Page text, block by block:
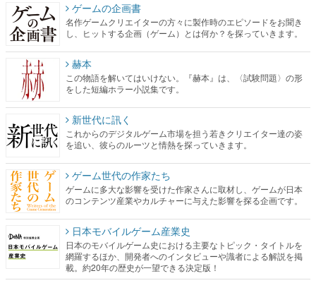
ゲームの企画書
名作ゲームクリエイターの方々に製作時のエピソードをお聞き
し、ヒットする企画（ゲーム）とは何か？を探っていきます。
赫本
この物語を解いてはいけない。『赫本』は、〈試験問題〉の形
をした短編ホラー小説集です。
新世代に訊く
これからのデジタルゲーム市場を担う若きクリエイター達の姿
を追い、彼らのルーツと情熱を探っていきます。
ゲーム世代の作家たち
ゲームに多大な影響を受けた作家さんに取材し、ゲームが日本
のコンテンツ産業やカルチャーに与えた影響を探る企画です。
日本モバイルゲーム産業史
日本のモバイルゲーム史における主要なトピック・タイトルを
網羅するほか、開発者へのインタビューや識者による解説を掲
載。約20年の歴史が一望できる決定版！